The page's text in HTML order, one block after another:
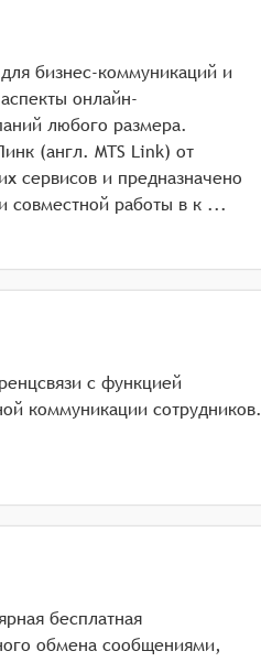
бизнес-коммуникаций и
онлайн-
любого размера.
(англ. MTS Link) от
сервисов и предназначено
для обеспечения корпоративной связи и совместной работы в к ...
с функцией
коммуникации сотрудников.
бесплатная
обмена сообщениями,